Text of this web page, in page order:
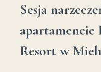
Sesja
apartamencie
Resort w